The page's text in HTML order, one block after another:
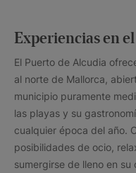
Experiencias en
El Puerto de Alcudia
al norte de Mallorca,
municipio puramente
las playas y su
cualquier época del año.
posibilidades de ocio,
sumergirse de lleno en